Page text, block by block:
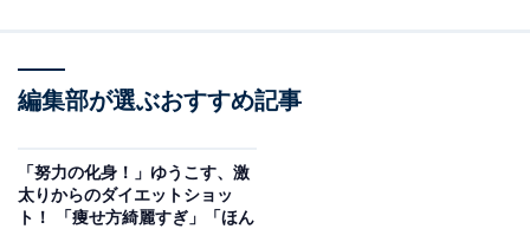
編集部が選ぶおすすめ記事
「努力の化身！」ゆうこす、激
太りからのダイエットショッ
ト！ 「痩せ方綺麗すぎ」「ほん